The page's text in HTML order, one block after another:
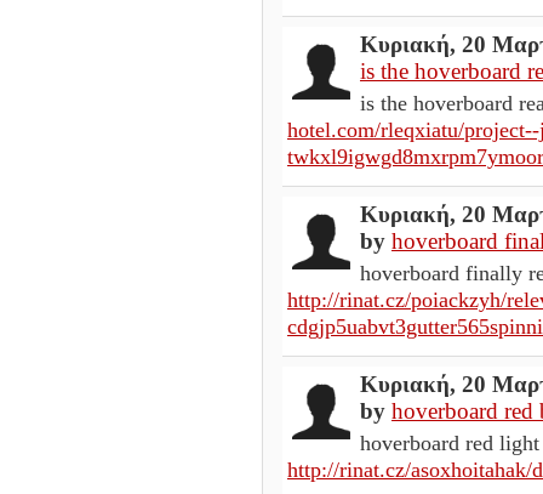
Κυριακή, 20
is the hoverboard
is the hoverboard
hotel.com/rleqxiatu/
Κυριακή, 20
by hoverboard
hoverboard finally
http://rinat.cz/poiackzyh/
Κυριακή, 20
by hoverboard red
hoverboard red
http://rinat.cz/asoxhoitahak/